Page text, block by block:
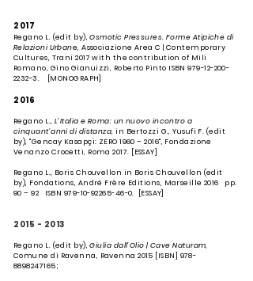
2017
Regano L. (edit by),Osmotic Pressures. Forme Atipiche di
Relazioni Urbane, Associazione Area C | Contemporary
Cultures, Trani 2017 with the contribution of Mili
Romano, Gino Gianuizzi, Roberto Pinto ISBN979-12-200-
2232-3. [MONOGRAPH]
2016
Regano L., L’Italia e Roma: un nuovo incontro a
cinquant’anni di distanza, in Bertozzi G., Yusufi F. (edit
by), "Gencay Kasapçi: ZERO 1960 – 2016", Fondazione
Venanzo Crocetti, Roma 2017. [ESSAY]
Regano L., Boris Chouvellon in Boris Chouvellon (edit
by), Fondations, André Frère Editions, Marseille 2016 pp.
90 – 92 ISBN 979-10-92265-46-0. [ESSAY]
2015 - 2013
Regano L. (edit by),Giulia dall’Olio | Cave Naturam,
Comune di Ravenna, Ravenna 2015 [ISBN] 978-
8898247165;